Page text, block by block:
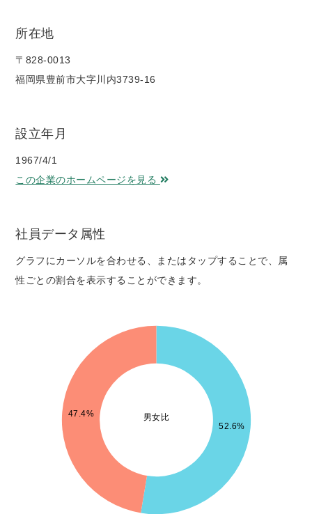
所在地
〒828-0013
福岡県豊前市大字川内3739-16
設立年月
1967/4/1
この企業のホームページを見る
社員データ属性
グラフにカーソルを合わせる、またはタップすることで、属
性ごとの割合を表示することができます。
男女比
52.6%
47.4%